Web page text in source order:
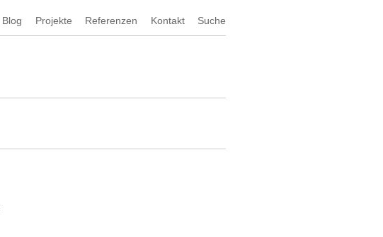
Blog Projekte Referenzen Kontakt Suche